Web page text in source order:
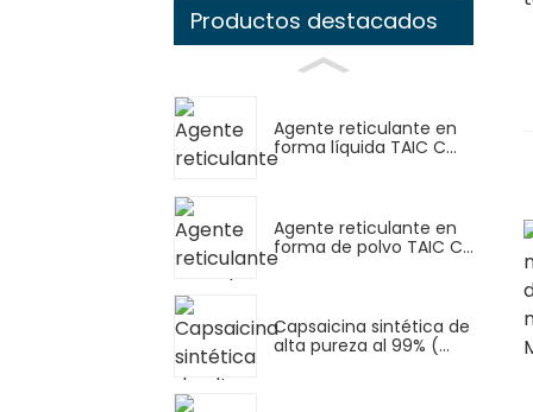
Productos destacados
Agente reticulante en
forma líquida TAIC C...
Agente reticulante en
forma de polvo TAIC C...
Capsaicina sintética de
alta pureza al 99% (...